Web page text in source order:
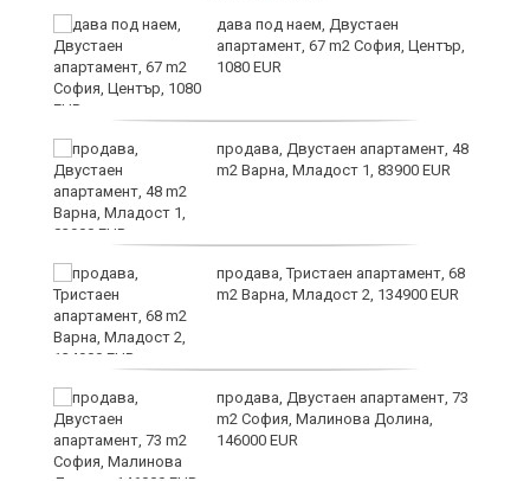
дава под наем, Двустаен
апартамент, 67 m2 София, Център,
1080 EUR
продава, Двустаен апартамент, 48
m2 Варна, Младост 1, 83900 EUR
продава, Тристаен апартамент, 68
m2 Варна, Младост 2, 134900 EUR
продава, Двустаен апартамент, 73
m2 София, Малинова Долина,
146000 EUR